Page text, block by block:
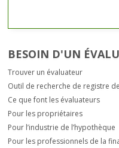
BESOIN D'UN
Trouver un évaluateur
Outil de recherche de registre
Ce que font les évaluateurs
Pour les propriétaires
Pour l’industrie de l’hypothèque
Pour les professionnels de la